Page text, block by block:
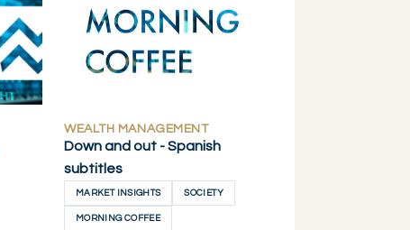
WEALTH MANAGEMENT
Down and out - Spanish
subtitles
MARKET INSIGHTS SOCIETY
MORNING COFFEE